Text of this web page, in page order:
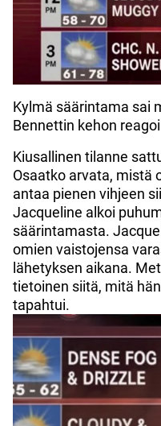
Kylmä säärintama sai
Bennettin kehon
Kiusallinen tilanne
Osaatko arvata, mistä
antaa pienen vihjeen
Jacqueline alkoi
säärintamasta.
omien vaistojensa
lähetyksen aikana.
tietoinen siitä, mitä
tapahtui.